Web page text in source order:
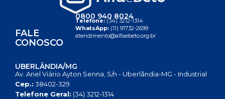
FALE
CONOSCO
0800 940 8024
Telefone:(34) 3212-1314
WhatsApp: (11) 91732-2699
atendimento@alfaebeto.org.br
UBERLÂNDIA/MG
Av. Anel Viário Ayton Senna, S/n - Uberlândia-MG - Industrial
Cep.: 38402-329
Telefone Geral: (34) 3212-1314